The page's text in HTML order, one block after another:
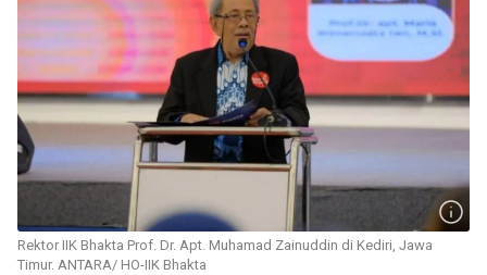
Rektor IIK Bhakta Prof. Dr. Apt. Muhamad Zainuddin di Kediri, Jawa
Timur. ANTARA/ HO-IIK Bhakta